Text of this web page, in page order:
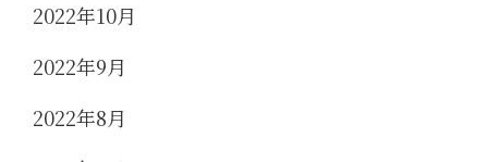
2022年10月
2022年9月
2022年8月